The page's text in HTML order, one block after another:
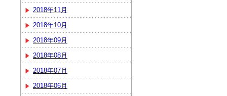
2018年11月
2018年10月
2018年09月
2018年08月
2018年07月
2018年06月